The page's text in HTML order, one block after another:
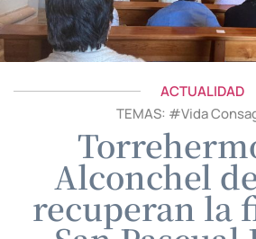
ACTUALIDAD
TEMAS: #Vida
Alconchel
recuperan la